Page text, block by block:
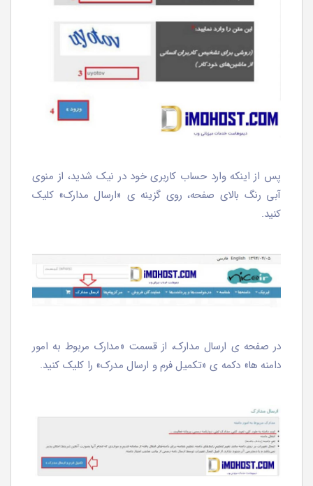
پس از اینکه وارد حساب کاربری خود در نیک شدید، از منوی
آبی رنگ بالای صفحه، روی گزینه ی «ارسال مدارک» کلیک
کنید.
در صفحه ی ارسال مدارک، از قسمت «مدارک مربوط به امور
دامنه ها» دکمه ی «تکمیل فرم و ارسال مدرک» را کلیک کنید.